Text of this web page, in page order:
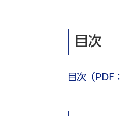
目次
目次（PDF